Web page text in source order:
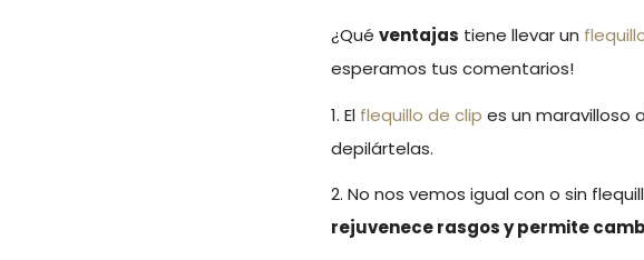
¿Qué ventajas tiene llevar un
esperamos tus comentarios!
1. El flequillo de clip es un maravilloso
depilártelas.
2. No nos vemos igual con o sin
rejuvenece rasgos y permite